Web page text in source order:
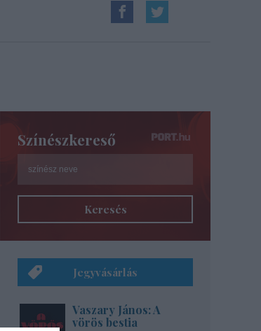
Színészkereső
Keresés
Jegyvásárlás
Vaszary János: A
vörös bestia